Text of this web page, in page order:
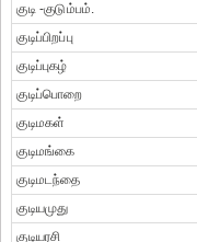
குடி -குடும்பம்.
குடிப்பிறப்பு
குடிப்புகழ்
குடிப்பொறை
குடிமகள்
குடிமங்கை
குடிமடந்தை
குடியமுது
குடியரசி